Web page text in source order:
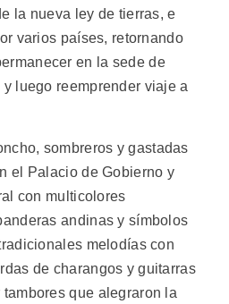
la nueva ley de tierras, e
varios países, retornando
en la sede de
luego reemprender viaje a
sombreros y gastadas
el Palacio de Gobierno y
con multicolores
andinas y símbolos
melodías con
de charangos y guitarras
que alegraron la